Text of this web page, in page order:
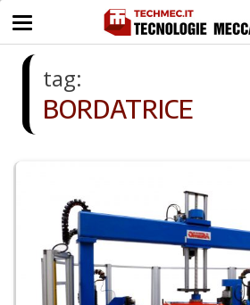
tag:
BORDATRICE